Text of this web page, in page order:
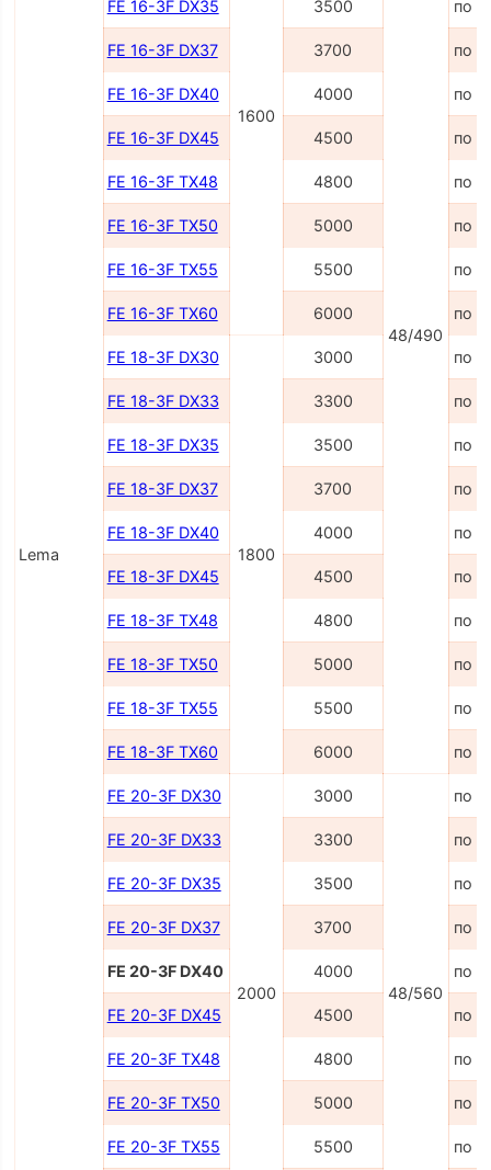
Lema
1600
48/490
FE 16-3F DX35 3500 по
FE 16-3F DX37 3700 по
FE 16-3F DX40 4000 по
FE 16-3F DX45 4500 по
FE 16-3F TX48 4800 по
FE 16-3F TX50 5000 по
FE 16-3F TX55 5500 по
FE 16-3F TX60 6000 по
FE 18-3F DX30
1800
3000 по
FE 18-3F DX33 3300 по
FE 18-3F DX35 3500 по
FE 18-3F DX37 3700 по
FE 18-3F DX40 4000 по
FE 18-3F DX45 4500 по
FE 18-3F TX48 4800 по
FE 18-3F TX50 5000 по
FE 18-3F TX55 5500 по
FE 18-3F TX60 6000 по
FE 20-3F DX30
2000
3000
48/560
по
FE 20-3F DX33 3300 по
FE 20-3F DX35 3500 по
FE 20-3F DX37 3700 по
FE 20-3F DX40 4000 по
FE 20-3F DX45 4500 по
FE 20-3F TX48 4800 по
FE 20-3F TX50 5000 по
FE 20-3F TX55 5500 по